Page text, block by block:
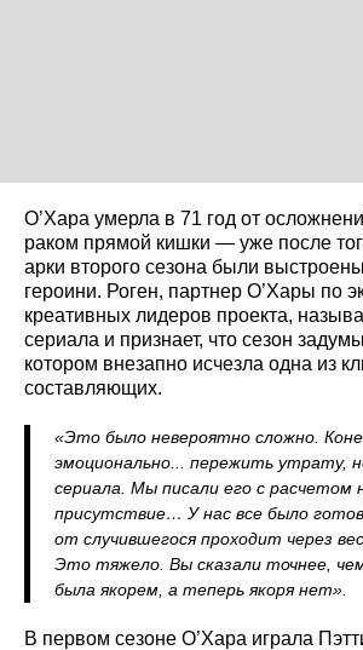
О’Хара умерла в 71 год от
раком прямой кишки — уже после
арки второго сезона были
героини. Роген, партнер О’Хары по
креативных лидеров проекта,
сериала и признает, что сезон
котором внезапно исчезла одна из
составляющих.
«Это было невероятно сложно.
эмоционально... пережить утрату,
сериала. Мы писали его с расчетом
присутствие… У нас все было
от случившегося проходит через
Это тяжело. Вы сказали точнее,
была якорем, а теперь якоря нет».
В первом сезоне О’Хара играла